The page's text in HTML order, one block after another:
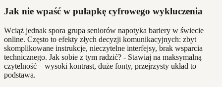
Jak nie wpaść w pułapkę cyfrowego wykluczenia
Wciąż jednak spora grupa seniorów napotyka bariery w świecie
online. Często to efekty złych decyzji komunikacyjnych: zbyt
skomplikowane instrukcje, nieczytelne interfejsy, brak wsparcia
technicznego. Jak sobie z tym radzić? - Stawiaj na maksymalną
czytelność – wysoki kontrast, duże fonty, przejrzysty układ to
podstawa.